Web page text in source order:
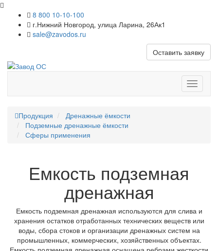
8 800 10-10-100
г.Нижний Новгород, улица Ларина, 26Ак1
sale@zavodos.ru
Оставить заявку
меню
Продукция
Дренажные ёмкости
Подземные дренажные ёмкости
Сферы применения
Емкость подземная
дренажная
Емкость подземная дренажная используются для слива и
хранения остатков отработанных технических веществ или
воды, сбора стоков и организации дренажных систем на
промышленных, коммерческих, хозяйственных объектах.